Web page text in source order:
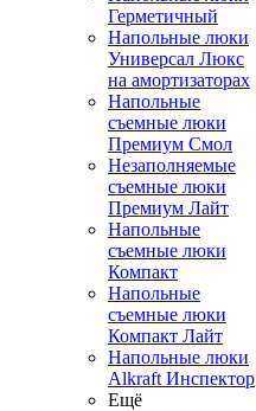
Герметичный
Напольные люки
Универсал Люкс
на амортизаторах
Напольные
съемные люки
Премиум Смол
Незаполняемые
съемные люки
Премиум Лайт
Напольные
съемные люки
Компакт
Напольные
съемные люки
Компакт Лайт
Напольные люки
Alkraft Инспектор
Ещё